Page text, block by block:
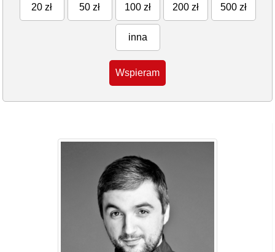
20 zł 50 zł 100 zł 200 zł 500 zł
inna
Wspieram